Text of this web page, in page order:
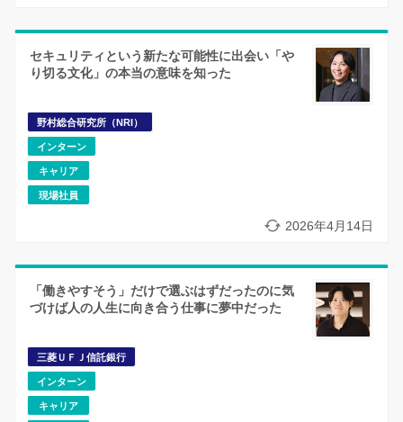
セキュリティという新たな可能性に出会い「や
り切る文化」の本当の意味を知った
野村総合研究所（NRI）
インターン
キャリア
現場社員
2026年4月14日
「働きやすそう」だけで選ぶはずだったのに気
づけば人の人生に向き合う仕事に夢中だった
三菱ＵＦＪ信託銀行
インターン
キャリア